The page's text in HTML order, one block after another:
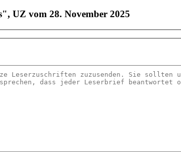
UZ vom 28. November 2025